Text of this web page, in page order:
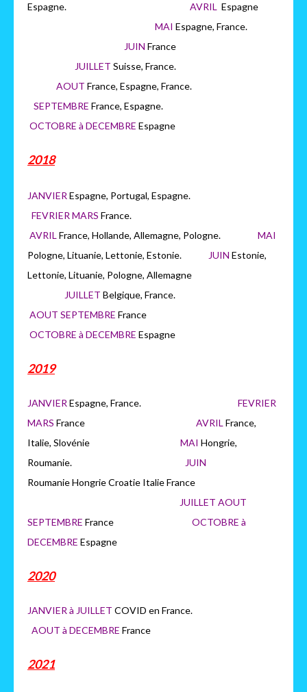
Espagne. AVRIL Espagne
MAI Espagne, France.
JUIN France
JUILLET Suisse, France.
AOUT France, Espagne, France.
SEPTEMBRE France, Espagne.
OCTOBRE à DECEMBRE Espagne
2018
JANVIER Espagne, Portugal, Espagne.
FEVRIER MARS France.
AVRIL France, Hollande, Allemagne, Pologne. MAI
Pologne, Lituanie, Lettonie, Estonie.
JUIN Estonie,
Lettonie, Lituanie, Pologne, Allemagne
JUILLET Belgique, France.
AOUT SEPTEMBRE France
OCTOBRE à DECEMBRE Espagne
2019
JANVIER Espagne, France. FEVRIER
MARS France AVRIL France,
Italie, Slovénie MAI Hongrie,
Roumanie.
JUIN
Roumanie Hongrie Croatie Italie France
JUILLET AOUT
SEPTEMBRE France OCTOBRE à
DECEMBRE Espagne
2020
JANVIER à JUILLET COVID en France.
AOUT à DECEMBRE France
2021